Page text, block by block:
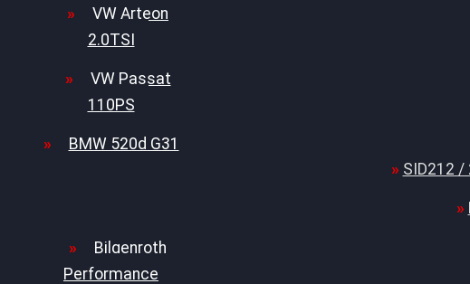
VW Arteon
2.0TSI
VW Passat
110PS
BMW 520d G31
SID212 /
Bilgenroth
Performance